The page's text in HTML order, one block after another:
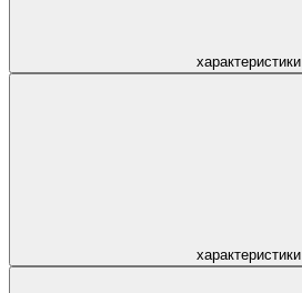
характеристики
характеристики